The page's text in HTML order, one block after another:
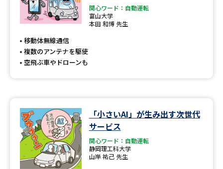
関心ワード：自動運転
富山大学
本田 和博 先生
移動体無線通信
複数のアンテナを駆使
空飛ぶ車やドローンも
「小さいAI」が生み出す次世代
サービス
関心ワード：自動運転
静岡理工科大学
山岸 祐己 先生